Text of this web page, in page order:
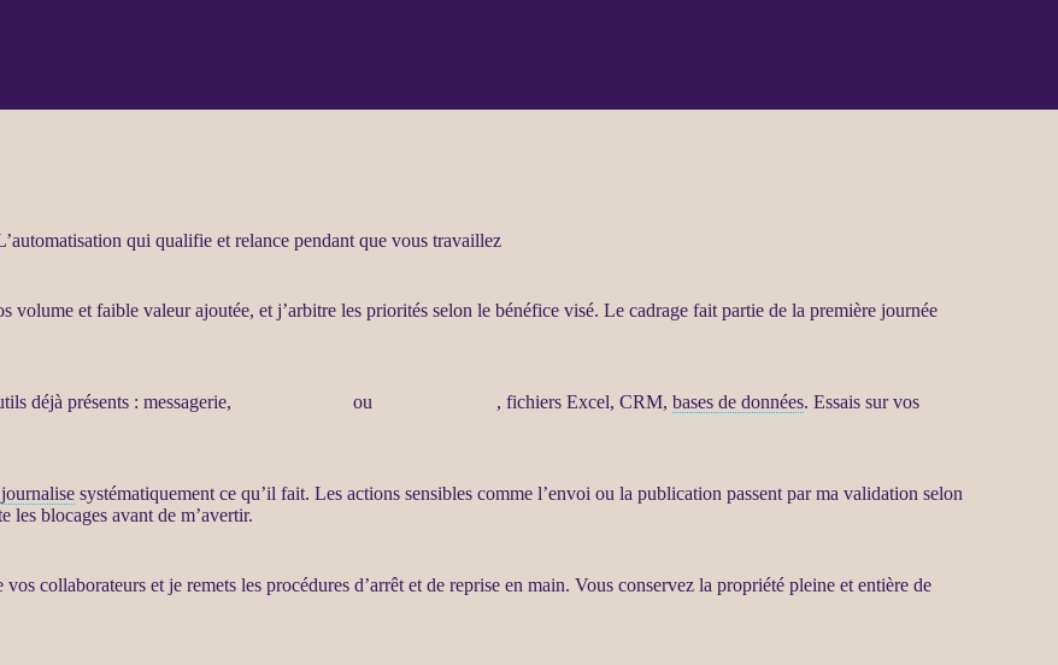
qui qualifie et relance pendant que vous travaillez
volume et faible valeur ajoutée, et j’arbitre les priorités selon le bénéfice visé. Lecadrage fait partie de la première journée
déjà présents : messagerie, ou , fichiers Excel,CRM,bases de données. Essais sur vos
journalise systématiquement ce qu’il fait. Les actions sensibles comme l’envoi ou la publication passent par ma validation selon
les blocages avant de m’avertir.
collaborateurs et je remets les procédures d’arrêt et de reprise en main. Vous conservez la propriété pleine et entière de